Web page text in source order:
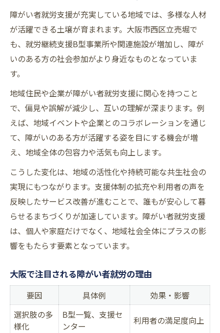
障がい者就労支援が充実している地域では、多様な人材
が活躍できる土壌が育まれます。大阪市西区立売堀で
も、就労継続支援B型事業所や関連施設が増加し、障が
いのある方の社会参加がより身近なものとなっていま
す。
地域住民や企業が障がい者就労支援に関心を持つこと
で、偏見や誤解が減少し、互いの理解が深まります。例
えば、地域イベントや企業とのコラボレーションを通じ
て、障がいのある方が活躍する姿を目にする機会が増
え、地域全体の包容力や活気も向上します。
こうした変化は、地域の活性化や持続可能な共生社会の
実現にもつながります。支援体制の拡充や利用者の声を
反映したサービス改善が進むことで、誰もが安心して暮
らせるまちづくりが加速しています。障がい者就労支援
は、個人や家庭だけでなく、地域社会全体にプラスの影
響をもたらす要素となっています。
大阪で注目される障がい者就労の理由
要因 具体例
効果・影響
選択肢の多
様化
B型一覧、支援セ
ンター
利用者の満足度向上